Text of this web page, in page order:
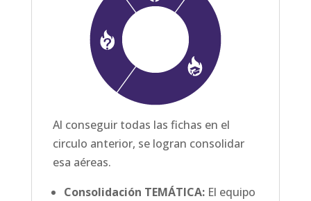
Al conseguir todas las fichas en el
circulo anterior, se logran consolidar
esa aéreas.
Consolidación TEMÁTICA:El equipo